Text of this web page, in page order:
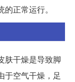
正常运行。
肤干燥是导致脚
于空气干燥，足